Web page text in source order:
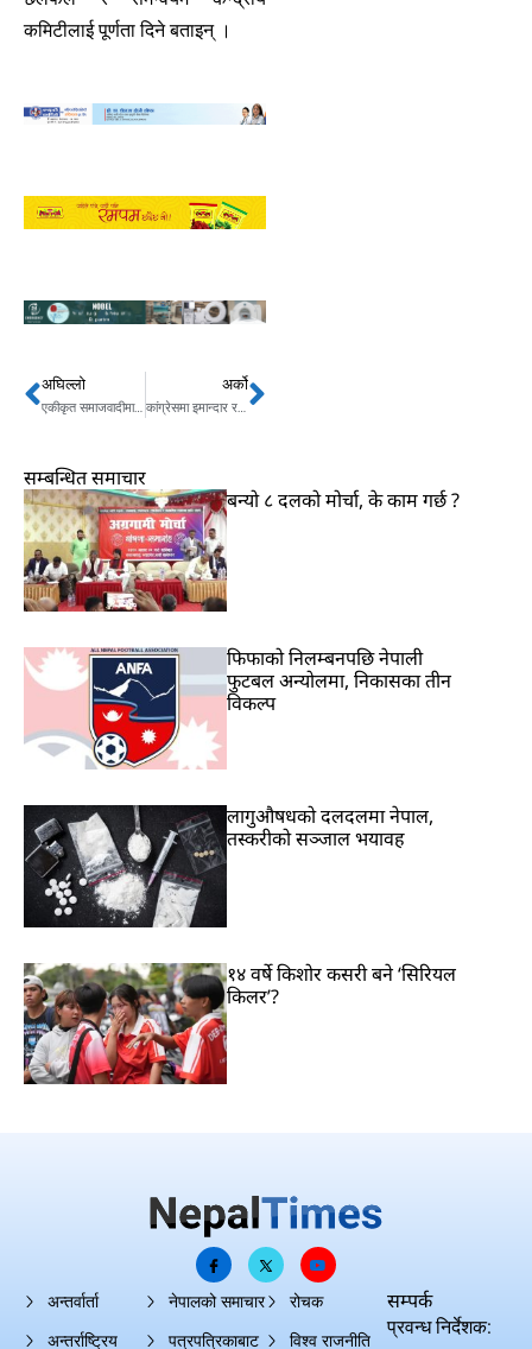
कमिटीलाई पूर्णता दिने बताइन् ।
Prev
अघिल्लो
एकीकृत समाजवादीमा मन्त्री छान्ने अधिकार माधव नेपाललाई
अर्को
कांग्रेसमा इमान्दार र योग्य कार्यकर्तामाथि अन्याय Next
सम्बन्धित समाचार
बन्यो ८ दलको मोर्चा, के काम गर्छ ?
फिफाको निलम्बनपछि नेपाली
फुटबल अन्योलमा, निकासका तीन
विकल्प
लागुऔषधको दलदलमा नेपाल,
तस्करीको सञ्जाल भयावह
१४ वर्षे किशोर कसरी बने ‘सिरियल
किलर’?
अन्तर्वार्ता
अन्तर्राष्ट्रिय
नेपालको समाचार
पत्रपत्रिकाबाट
रोचक
विश्व राजनीति
सम्पर्क
प्रवन्ध निर्देशक: